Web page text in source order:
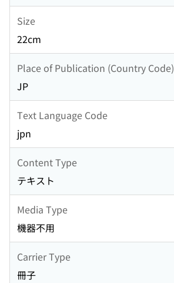
Size
22cm
Place of Publication (Country Code)
JP
Text Language Code
jpn
Content Type
テキスト
Media Type
機器不用
Carrier Type
冊子